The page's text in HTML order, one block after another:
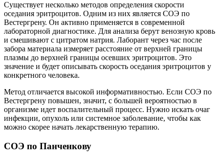
Существует несколько методов определения скорости
оседания эритроцитов. Одним из них является СОЭ по
Вестергрену. Он активно применяется в современной
лабораторной диагностике. Для анализа берут венозную кровь
и смешивают с цитратом натрия. Лаборант через час после
забора материала измеряет расстояние от верхней границы
плазмы до верхней границы осевших эритроцитов. Это
значение и будет описывать скорость оседания эритроцитов у
конкретного человека.
Метод отличается высокой информативностью. Если СОЭ по
Вестергрену повышен, значит, с большей вероятностью в
организме идет воспалительный процесс. Нужно искать очаг
инфекции, опухоль или системное заболевание, чтобы как
можно скорее начать лекарственную терапию.
СОЭ по Панченкову